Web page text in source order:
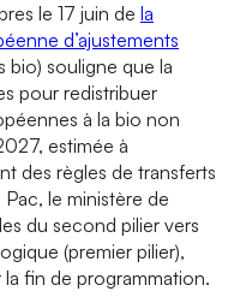
le 17 juin de la
d’ajustements
bio) souligne que la
pour redistribuer
à la bio non
estimée à
des règles de transferts
le ministère de
du second pilier vers
(premier pilier),
fin de programmation.